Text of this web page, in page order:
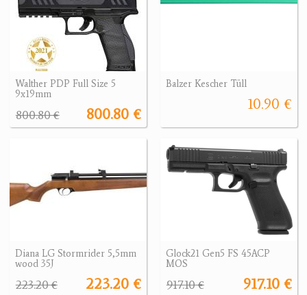
Walther PDP Full Size 5
9x19mm
800.80 €
800.80 €
Balzer Kescher Tüll
10.90 €
Diana LG Stormrider 5,5mm
wood 35J
223.20 €
223.20 €
Glock21 Gen5 FS 45ACP
MOS
917.10 €
917.10 €